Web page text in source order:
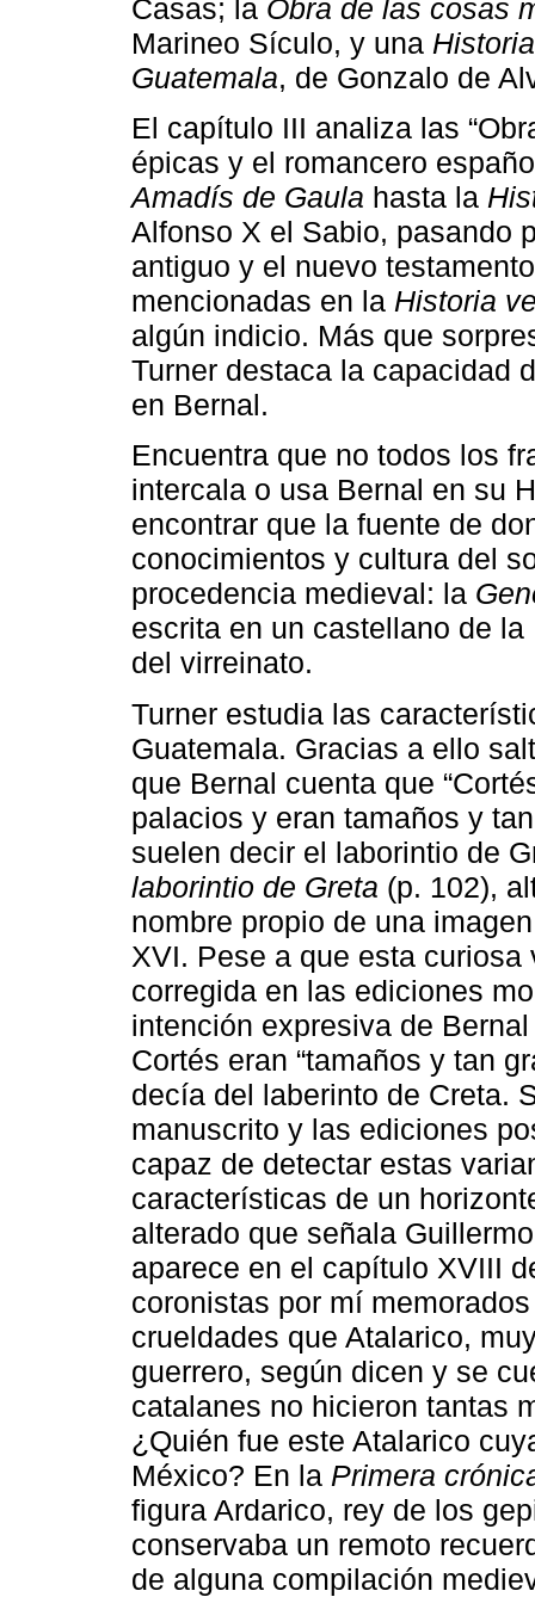
Casas; la Obra de las cosas
Marineo Sículo, y una
Guatemala, de Gonzalo de
El capítulo III analiza las
épicas y el romancero
Amadís de Gaula hasta la
Alfonso X el Sabio, pasando
antiguo y el nuevo
mencionadas en la Historia
algún indicio. Más que
Turner destaca la capacidad
en Bernal.
Encuentra que no todos los
intercala o usa Bernal en su
encontrar que la fuente de
conocimientos y cultura del
procedencia medieval: la
escrita en un castellano de
del virreinato.
Turner estudia las
Guatemala. Gracias a ello
que Bernal cuenta que
palacios y eran tamaños y
suelen decir el laborintio de
laborintio de Greta (p. 102),
nombre propio de una
XVI. Pese a que esta
corregida en las ediciones
intención expresiva de
Cortés eran “tamaños y tan
decía del laberinto de Creta.
manuscrito y las ediciones
capaz de detectar estas
características de un
alterado que señala
aparece en el capítulo XVIII
coronistas por mí
crueldades que Atalarico,
guerrero, según dicen y se
catalanes no hicieron tantas
¿Quién fue este Atalarico
México? En la Primera
figura Ardarico, rey de los
conservaba un remoto
de alguna compilación